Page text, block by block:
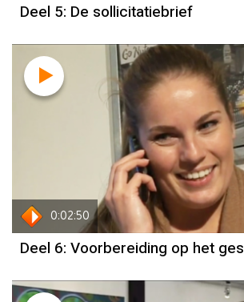
Deel 5: De sollicitatiebrief
0:02:50
Deel 6: Voorbereiding op het